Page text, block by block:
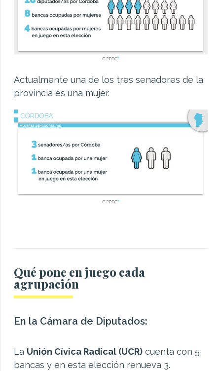
Actualmente una de los tres senadores de la
provincia es una mujer.
Qué pone en juego cada
agrupación
En la Cámara de Diputados:
La Unión Cívica Radical (UCR)cuenta con 5
bancas y en esta elección renueva 3.